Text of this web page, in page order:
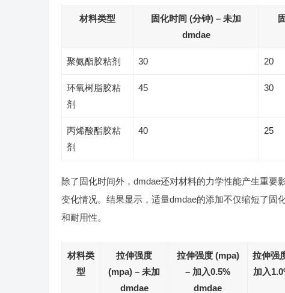
材料类型
固化时间 (分钟) – 未加
dmdae
聚氨酯胶粘剂 30 20
环氧树脂胶粘
剂
45 30
丙烯酸酯胶粘
剂
40 25
除了固化时间外，dmdae还对材料的力学性能产生重要
变化情况。结果显示，适量dmdae的添加不仅缩短了固
和耐用性。
材料类
型
拉伸强度
(mpa) – 未加
dmdae
拉伸强度 (mpa)
– 加入0.5%
dmdae
拉伸强
加入